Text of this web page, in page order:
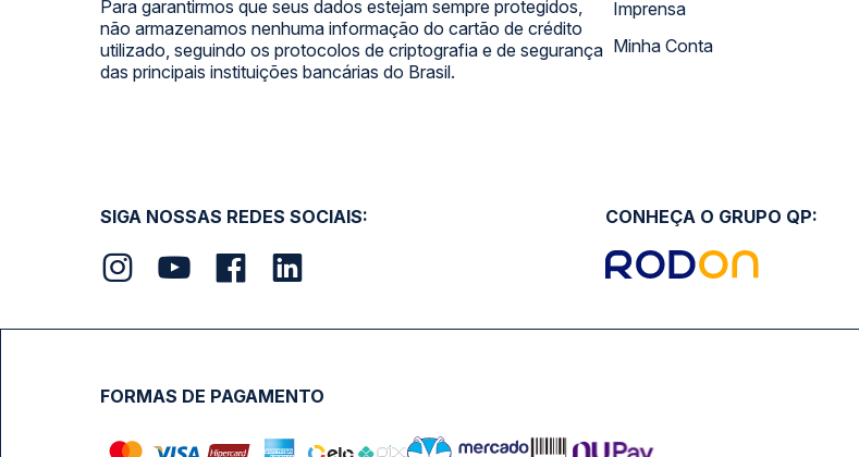
Para garantirmos que seus dados estejam sempre protegidos,
não armazenamos nenhuma informação do cartão de crédito
utilizado, seguindo os protocolos de criptografia e de segurança
das principais instituições bancárias do Brasil.
Imprensa
Minha Conta
SIGA NOSSAS REDES SOCIAIS: CONHEÇA O GRUPO QP:
FORMAS DE PAGAMENTO